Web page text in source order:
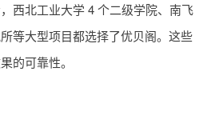
西北工业大学 4 个二级学院、南飞
等大型项目都选择了优贝阁。这些
的可靠性。